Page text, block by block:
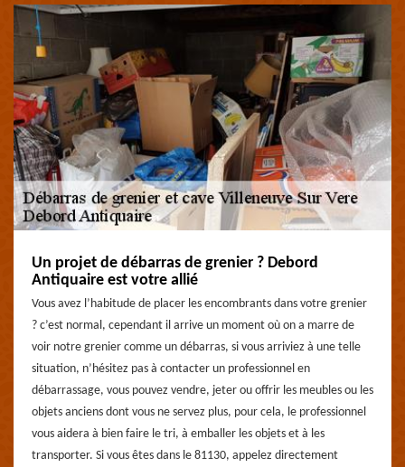
Un projet de débarras de grenier ? Debord
Antiquaire est votre allié
Vous avez l’habitude de placer les encombrants dans votre grenier
? c’est normal, cependant il arrive un moment où on a marre de
voir notre grenier comme un débarras, si vous arriviez à une telle
situation, n’hésitez pas à contacter un professionnel en
débarrassage, vous pouvez vendre, jeter ou offrir les meubles ou les
objets anciens dont vous ne servez plus, pour cela, le professionnel
vous aidera à bien faire le tri, à emballer les objets et à les
transporter. Si vous êtes dans le 81130, appelez directement